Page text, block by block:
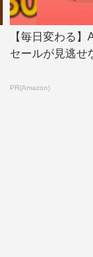
【毎日変わる
セールが見逃せ
PR(Amazon)